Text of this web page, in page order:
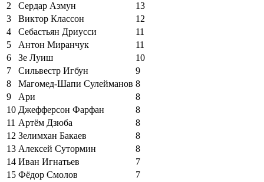
2
Сердар Азмун
13
3
Виктор Классон
12
4
Себастьян Дриусси
11
5
Антон Миранчук
11
6
Зе Луиш
10
7
Сильвестр Игбун
9
8
Магомед-Шапи Сулейманов 8
9
Ари
8
10 Джефферсон Фарфан
8
11 Артём Дзюба
8
12 Зелимхан Бакаев
8
13 Алексей Сутормин
8
14 Иван Игнатьев
7
15 Фёдор Смолов 7